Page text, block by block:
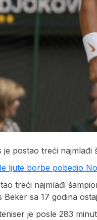
je postao treći najmlađi
ljute borbe pobedio
treći najmlađi
Beker sa 17 godina
je posle 283